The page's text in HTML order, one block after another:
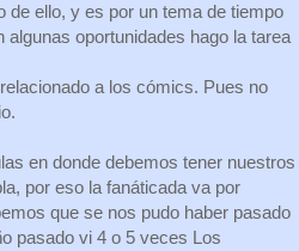
ello, y es por un tema de tiempo
oportunidades hago la tarea
a los cómics. Pues no
en donde debemos tener nuestros
por eso la fanáticada va por
que se nos pudo haber pasado
pasado vi 4 o 5 veces Los